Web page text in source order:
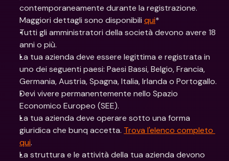
contemporaneamente durante la registrazione.
Maggiori dettagli sono disponibili qui*
Tutti gli amministratori della società devono avere 18
anni o più.
La tua azienda deve essere legittima e registrata in
uno dei seguenti paesi: Paesi Bassi, Belgio, Francia,
Germania, Austria, Spagna, Italia, Irlanda o Portogallo.
Devi vivere permanentemente nello Spazio
Economico Europeo (SEE).
La tua azienda deve operare sotto una forma
giuridica che bunq accetta. Trova l'elenco completo
qui.
La struttura e le attività della tua azienda devono